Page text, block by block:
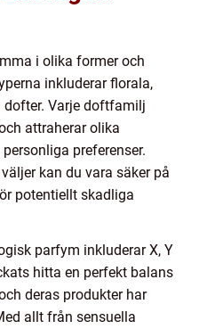
i olika former och
inkluderar florala,
Varje doftfamilj
attraherar olika
preferenser.
kan du vara säker på
potentiellt skadliga
parfym inkluderar X, Y
hitta en perfekt balans
deras produkter har
allt från sensuella